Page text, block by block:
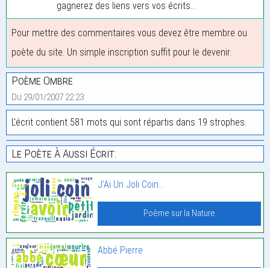
gagnerez des liens vers vos écrits...
Pour mettre des commentaires vous devez être membre ou
poète du site. Un simple inscription suffit pour le devenir.
Poème Ombre
Du 29/01/2007 22:23
L'écrit contient 581 mots qui sont répartis dans 19 strophes.
Le Poète À Aussi Écrit:
J’Ai Un Joli Coin…
Poème sur la Nature
Abbé Pierre